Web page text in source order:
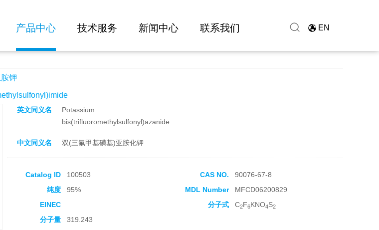
产品中心 技术服务 新闻中心 联系我们 EN
钾
英文同义名
Potassium
bis(trifluoromethylsulfonyl)azanide
中文同义名 双(三氟甲基磺基)亚胺化钾
Catalog ID 100503 CAS NO.
90076-67-8
纯度
95% MDL Number
MFCD06200829
EINEC
分子式 C2F6KNO4S2
分子量 319.243